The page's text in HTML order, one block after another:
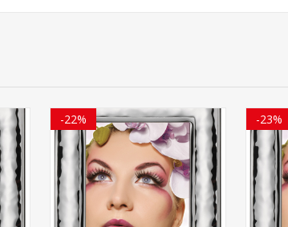
-22% -23%